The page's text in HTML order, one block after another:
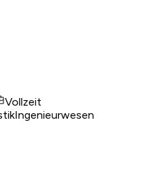
Vollzeit
Ingenieurwesen